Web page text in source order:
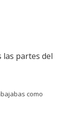
las partes del
como